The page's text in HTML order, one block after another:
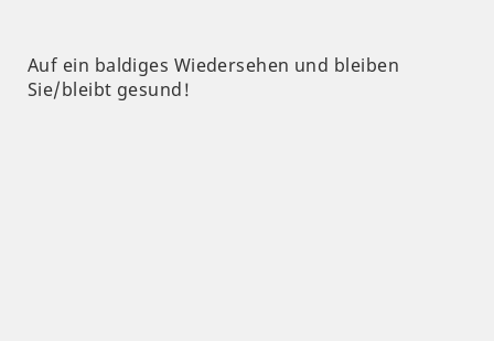
Auf ein baldiges Wiedersehen und bleiben
Sie/bleibt gesund!